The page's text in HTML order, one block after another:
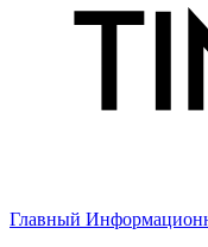
Главный